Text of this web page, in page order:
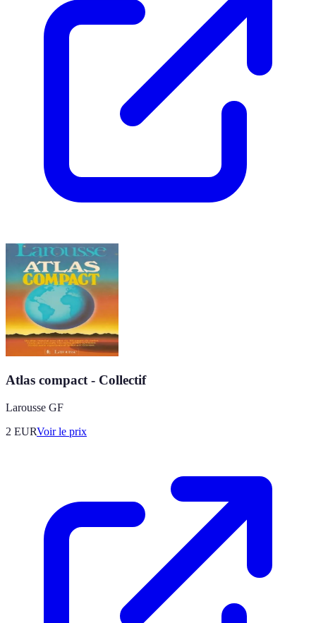
Atlas compact - Collectif
Larousse GF
2 EURVoir le prix